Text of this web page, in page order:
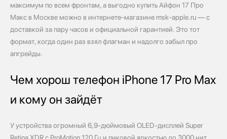
максимум по всем фронтам, а выгодно купить Айфон 17 Про
Макс в Москве можно в интернете‑магазине msk‑apple.ru — с
доставкой за пару часов и официальной гарантией. Это тот
формат, когда один раз взял флагман и надолго забыл про
апгрейды.
Чем хорош телефон iPhone 17 Pro Max
и кому он зайдёт
У устройства огромный 6,9‑дюймовый OLED‑дисплей Super
Retina XDR с ProMotion 120 Гц и пиковой яркостью до 3000 нит.